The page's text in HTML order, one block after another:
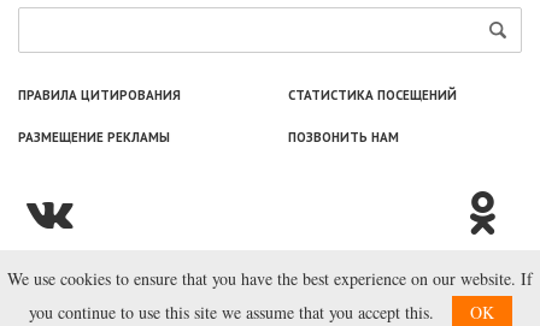
ПРАВИЛА ЦИТИРОВАНИЯ СТАТИСТИКА ПОСЕЩЕНИЙ
РАЗМЕЩЕНИЕ РЕКЛАМЫ ПОЗВОНИТЬ НАМ
© ООО «Лаборатория Новоcтей», 2003—2026.
We use cookies to ensure that you have the best experience on our website. If
you continue to use this site we assume that you accept this.
OK